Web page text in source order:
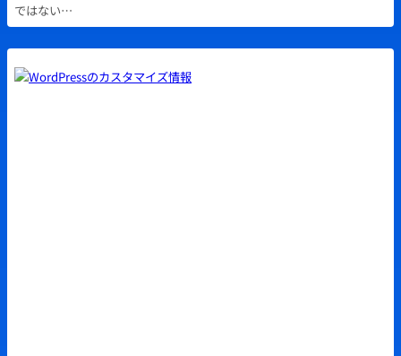
ではない…